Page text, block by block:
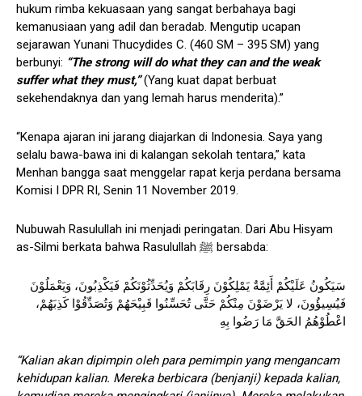
hukum rimba kekuasaan yang sangat berbahaya bagi
kemanusiaan yang adil dan beradab. Mengutip ucapan
sejarawan Yunani Thucydides C. (460 SM – 395 SM) yang
berbunyi: “The strong will do what they can and the weak
suffer what they must,”(Yang kuat dapat berbuat
sekehendaknya dan yang lemah harus menderita).”
“Kenapa ajaran ini jarang diajarkan di Indonesia. Saya yang
selalu bawa-bawa ini di kalangan sekolah tentara,” kata
Menhan bangga saat menggelar rapat kerja perdana bersama
Komisi I DPR RI, Senin 11 November 2019.
Nubuwah Rasulullah ini menjadi peringatan. Dari Abu Hisyam
as-Silmi berkata bahwa Rasulullah ﷺ bersabda:
سَيَكُونُ عَلَيْكُمْ أَئِمَّةٌ يَمْلِكُوْنَ رِقَابَكُمْ وَيُحَدِّثُوْنَكُمْ فَيَكْذِبُونَ، وَيَعْمَلُوْنَ
فَيُسِيؤُونَ، لا يَرْضَوْنَ مِنْكُمْ حَتَّى تُحَسِّنُوا قَبِيْحَهُمْ وَتُصَدِّقُوْا كَذِبَهُمْ،
اعْطُوْهُمُ الحَقَّ مَا رَضُوا بِهِ
“Kalian akan dipimpin oleh para pemimpin yang mengancam
kehidupan kalian. Mereka berbicara (benjanji) kepada kalian,